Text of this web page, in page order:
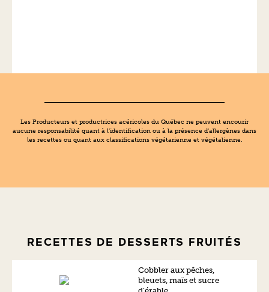
Les Producteurs et productrices acéricoles du Québec ne peuvent encourir
aucune responsabilité quant à l’identification ou à la présence d’allergènes dans
les recettes ou quant aux classifications végétarienne et végétalienne.
RECETTES DE DESSERTS FRUITÉS
Cobbler aux pêches,
bleuets, maïs et sucre